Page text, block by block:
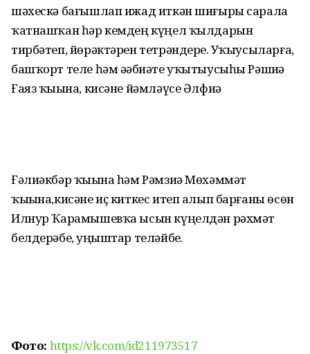
шәхескә бағышлап ижад иткән шиғыры сарала
ҡатнашҡан һәр кемдең күңел ҡылдарын
тирбәтеп, йөрәктәрен тетрәндерҙе. Уҡыусыларға,
башҡорт теле һәм әҙәбиәте уҡытыусыһы Рәшиҙә
Ғаяз ҡыҙына, кисәне йәмләүсе Әлфиә
Ғәлиәкбәр ҡыҙына һәм Рәмзиә Мөхәммәт
ҡыҙына,кисәне иҫ киткес итеп алып барғаны өсөн
Илнур Ҡарамышевҡа ысын күңелдән рәхмәт
белдерәбеҙ, уңыштар теләйбеҙ.
Фото: https://vk.com/id211973517